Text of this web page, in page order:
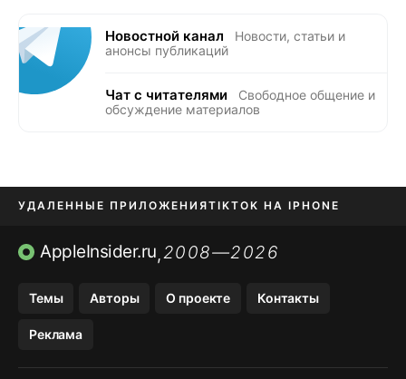
Новостной канал
Новости, статьи и
анонсы публикаций
Чат с читателями
Свободное общение и
обсуждение материалов
УДАЛЕННЫЕ ПРИЛОЖЕНИЯTIKTOK НА IPHONE
ПРИЛОЖЕНИЯ БЕЗ APP STORE
AppleInsider.ru,2008—2026
Темы Авторы О проекте Контакты
Реклама